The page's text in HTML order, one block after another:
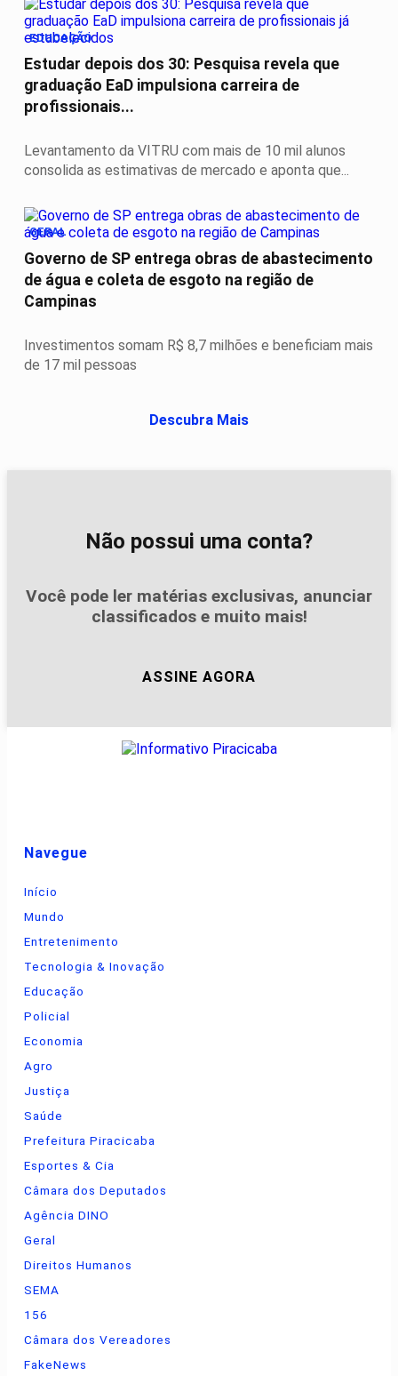
EDUCAÇÃO
Estudar depois dos 30: Pesquisa revela que
graduação EaD impulsiona carreira de
profissionais...
Levantamento da VITRU com mais de 10 mil alunos
consolida as estimativas de mercado e aponta que...
GERAL
Governo de SP entrega obras de abastecimento
de água e coleta de esgoto na região de
Campinas
Investimentos somam R$ 8,7 milhões e beneficiam mais
de 17 mil pessoas
Descubra Mais
Não possui uma conta?
Você pode ler matérias exclusivas, anunciar
classificados e muito mais!
ASSINE AGORA
Navegue
Início
Mundo
Entretenimento
Tecnologia & Inovação
Educação
Policial
Economia
Agro
Justiça
Saúde
Prefeitura Piracicaba
Esportes & Cia
Câmara dos Deputados
Agência DINO
Geral
Direitos Humanos
SEMA
156
Câmara dos Vereadores
FakeNews